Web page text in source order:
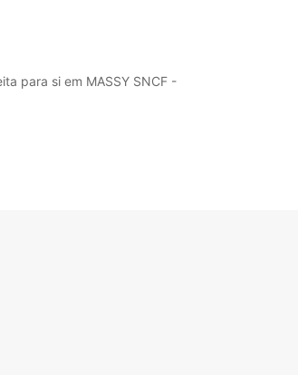
para si em MASSY SNCF -